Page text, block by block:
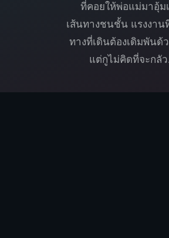
ที่คอยให้พ่อแม่มาอุ้ม
เส้นทางชนชั้น แรงงาน
ทางที่เดินต้องเดิมพันด้
แต่กูไม่คิดที่จะกลัว